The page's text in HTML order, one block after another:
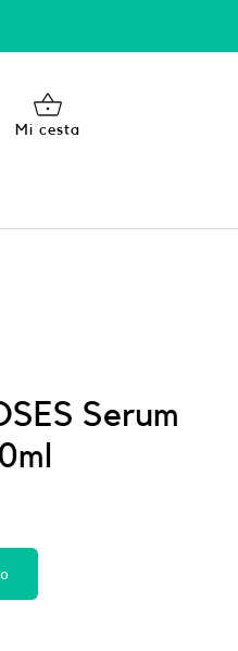
Mi cesta
Serum